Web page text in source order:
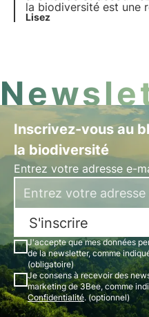
la biodiversité est une
Apprends à connaître
Lisez
Inscrivez-vous au
la biodiversité
Entrez votre adresse e-
S'inscrire
J'accepte que mes données
de la newsletter, comme
(obligatoire)
Je consens à recevoir des
marketing de 3Bee, comme
Confidentialité. (optionnel)